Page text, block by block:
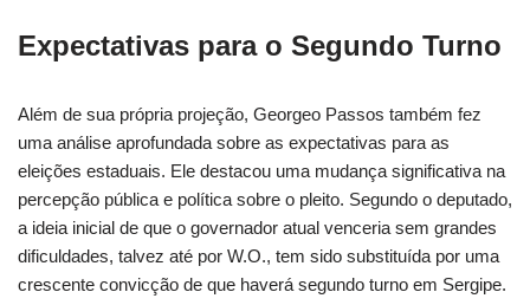
Expectativas para o Segundo Turno
Além de sua própria projeção, Georgeo Passos também fez
uma análise aprofundada sobre as expectativas para as
eleições estaduais. Ele destacou uma mudança significativa na
percepção pública e política sobre o pleito. Segundo o deputado,
a ideia inicial de que o governador atual venceria sem grandes
dificuldades, talvez até por W.O., tem sido substituída por uma
crescente convicção de que haverá segundo turno em Sergipe.